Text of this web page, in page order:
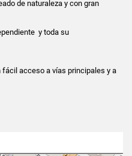
de naturaleza y con gran
y toda su
fácil acceso a vías principales y a